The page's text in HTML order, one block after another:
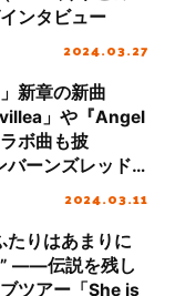
ンタビュー
2024.03.27
新章の新曲
」や『Angel
ボ曲も披
バーンズレッド
ポート2024.03.11
たりはあまりに
――伝説を残し
ツアー「She is